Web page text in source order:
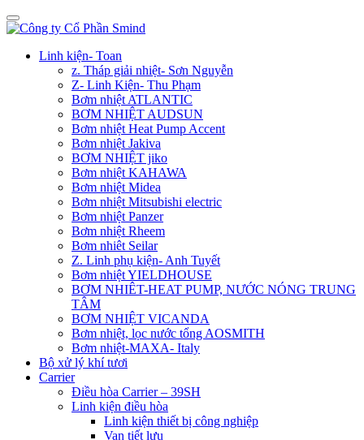
Linh kiện- Toan
z. Tháp giải nhiệt- Sơn Nguyễn
Z- Linh Kiện- Thu Phạm
Bơm nhiệt ATLANTIC
BƠM NHIỆT AUDSUN
Bơm nhiệt Heat Pump Accent
Bơm nhiệt Jakiva
BƠM NHIỆT jiko
Bơm nhiệt KAHAWA
Bơm nhiệt Midea
Bơm nhiệt Mitsubishi electric
Bơm nhiệt Panzer
Bơm nhiệt Rheem
Bơm nhiêt Seilar
Z. Linh phụ kiện- Anh Tuyết
Bơm nhiệt YIELDHOUSE
BƠM NHIÊT-HEAT PUMP, NƯỚC NÓNG TRUNG
TÂM
BƠM NHIỆT VICANDA
Bơm nhiệt, lọc nước tổng AOSMITH
Bơm nhiệt-MAXA- Italy
Bộ xử lý khí tươi
Carrier
Điều hòa Carrier – 39SH
Linh kiện điều hòa
Linh kiện thiết bị công nghiệp
Van tiết lưu